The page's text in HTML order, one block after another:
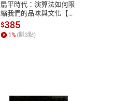
扁平時代：演算法如何限
縮我們的品味與文化【電
子書】
$385
1% (賺3點)